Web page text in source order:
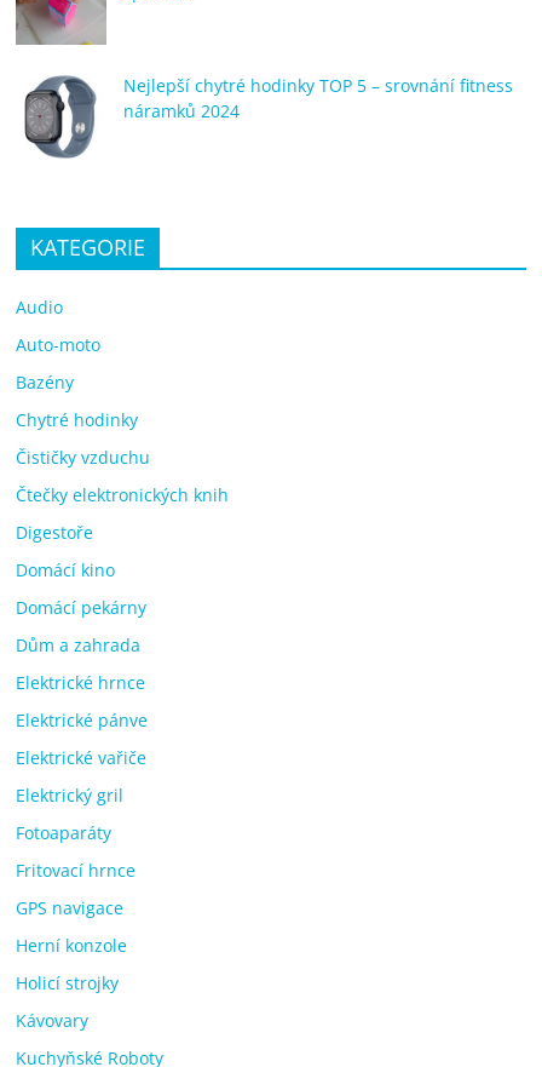
Nejlepší chytré hodinky TOP 5 – srovnání fitness
náramků 2024
KATEGORIE
Audio
Auto-moto
Bazény
Chytré hodinky
Čističky vzduchu
Čtečky elektronických knih
Digestoře
Domácí kino
Domácí pekárny
Dům a zahrada
Elektrické hrnce
Elektrické pánve
Elektrické vařiče
Elektrický gril
Fotoaparáty
Fritovací hrnce
GPS navigace
Herní konzole
Holicí strojky
Kávovary
Kuchyňské Roboty